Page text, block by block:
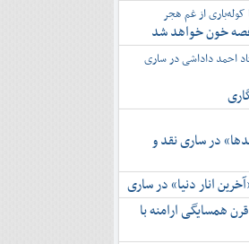
از غم هجر
خون خواهد شد
احمد داداشی در ساری
در ساری نقد و
انار دنیا» در ساری
همسایگی ارامنه با